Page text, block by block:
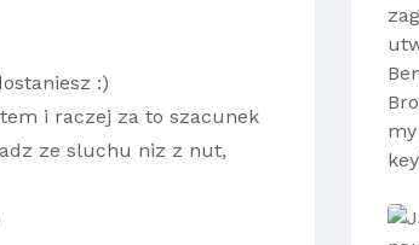
:)
i raczej za to szacunek
ze sluchu niz z nut,